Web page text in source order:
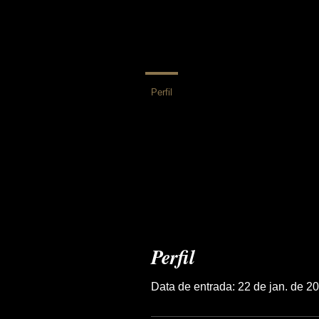
Perfil
Data de entrada: 22 de jan. de
Perfil